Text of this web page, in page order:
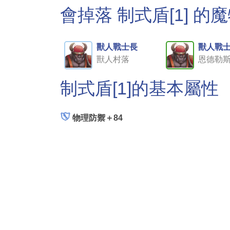
會掉落 制式盾[1] 的
獸人戰士長
獸人村落
獸人戰
恩德勒
制式盾[1]的基本屬性
物理防禦＋84